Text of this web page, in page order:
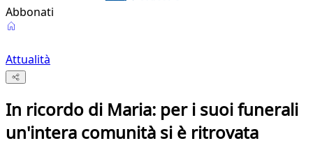
Abbonati
Attualità
In ricordo di Maria: per i suoi funerali
un'intera comunità si è ritrovata